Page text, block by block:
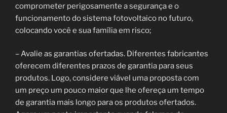
comprometer perigosamente a segurança e o
funcionamento do sistema fotovoltaico no futuro,
colocando você e sua família em risco;
– Avalie as garantias ofertadas. Diferentes fabricantes
oferecem diferentes prazos de garantia para seus
produtos. Logo, considere viável uma proposta com
um preço um pouco maior que lhe ofereça um tempo
de garantia mais longo para os produtos ofertados.